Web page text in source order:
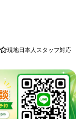
現地日本人スタッフ対応